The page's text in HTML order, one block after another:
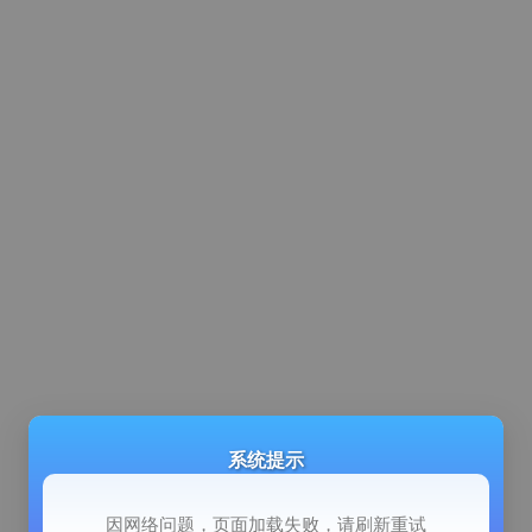
系统提示
因网络问题，页面加载失败，请刷新重试